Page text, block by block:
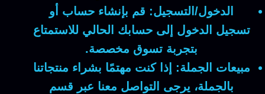
الدخول/التسجيل: قم بإنشاء حساب أو
تسجيل الدخول إلى حسابك الحالي للاستمتاع
بتجربة تسوق مخصصة.
مبيعات الجملة:
إذا كنت مهتمًا بشراء منتجاتنا
بالجملة، يرجى التواصل معنا عبر قسم